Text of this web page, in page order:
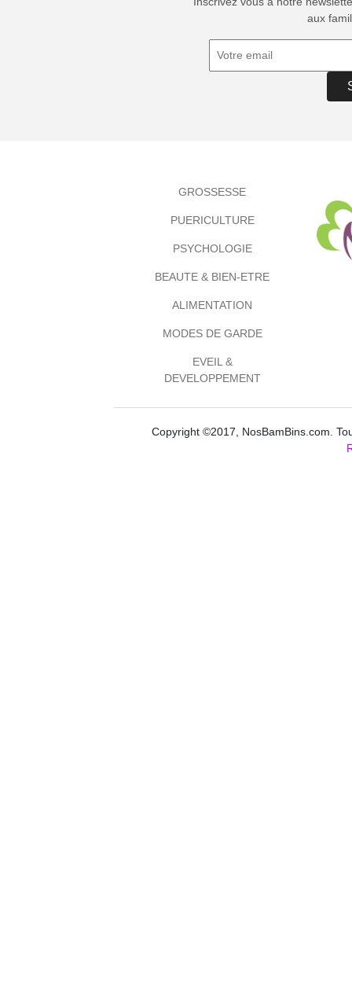
aux
GROSSESSE
PUERICULTURE
PSYCHOLOGIE
BEAUTE & BIEN-ETRE
ALIMENTATION
MODES DE GARDE
EVEIL &
DEVELOPPEMENT
Copyright ©2017, NosBamBins.com.